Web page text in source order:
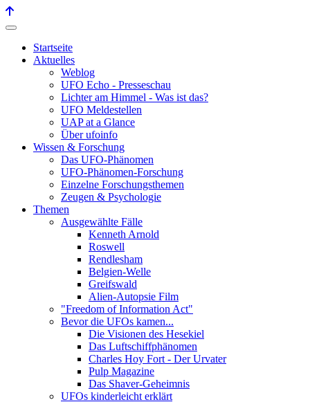
Startseite
Aktuelles
Weblog
UFO Echo - Presseschau
Lichter am Himmel - Was ist das?
UFO Meldestellen
UAP at a Glance
Über ufoinfo
Wissen & Forschung
Das UFO-Phänomen
UFO-Phänomen-Forschung
Einzelne Forschungsthemen
Zeugen & Psychologie
Themen
Ausgewählte Fälle
Kenneth Arnold
Roswell
Rendlesham
Belgien-Welle
Greifswald
Alien-Autopsie Film
"Freedom of Information Act"
Bevor die UFOs kamen...
Die Visionen des Hesekiel
Das Luftschiffphänomen
Charles Hoy Fort - Der Urvater
Pulp Magazine
Das Shaver-Geheimnis
UFOs kinderleicht erklärt